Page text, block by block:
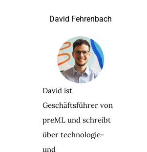
David Fehrenbach
David ist
Geschäftsführer von
preML und schreibt
über technologie-
und